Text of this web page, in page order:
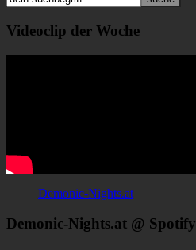
Videoclip der Woche
Demonic-Nights.at
Demonic-Nights.at @ Spotify